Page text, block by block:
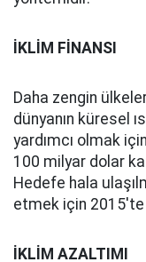
İKLİM FİNANSI
Daha zengin
dünyanın küresel
yardımcı olmak
100 milyar dolar
Hedefe hala
etmek için 2015'te
İKLİM AZALTIMI